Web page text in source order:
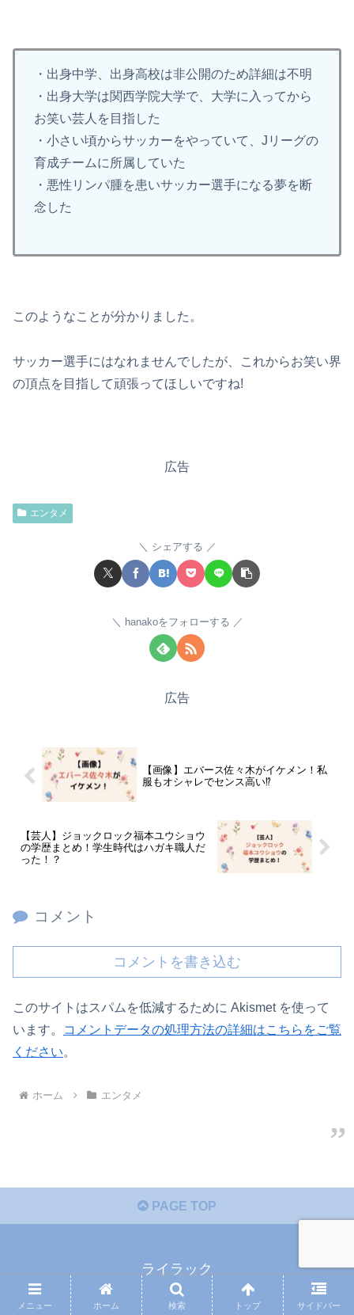
・出身中学、出身高校は非公開のため詳細は不明
・出身大学は関西学院大学で、大学に入ってから
お笑い芸人を目指した
・小さい頃からサッカーをやっていて、Jリーグの
育成チームに所属していた
・悪性リンパ腫を患いサッカー選手になる夢を断
念した
このようなことが分かりました。
サッカー選手にはなれませんでしたが、これからお笑い界
の頂点を目指して頑張ってほしいですね!
広告
エンタメ
シェアする
hanakoをフォローする
広告
【画像】エバース佐々木がイケメン！私
服もオシャレでセンス高い⁉
【芸人】ジョックロック福本ユウショウ
の学歴まとめ！学生時代はハガキ職人だ
った！？
コメント
コメントを書き込む
このサイトはスパムを低減するために Akismet を使って
います。
コメントデータの処理方法の詳細はこちらをご覧
ください。
ホーム エンタメ
PAGE TOP
ライラック
参考サイト集
サイトマップ
メニュー ホーム 検索 トップ サイドバー